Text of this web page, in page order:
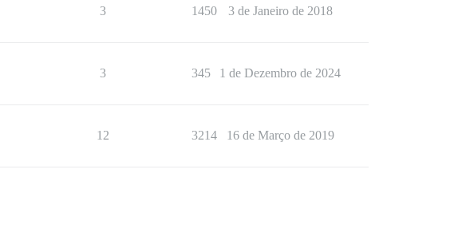
3 1450 3 de Janeiro de 2018
3 345 1 de Dezembro de 2024
12 3214 16 de Março de 2019